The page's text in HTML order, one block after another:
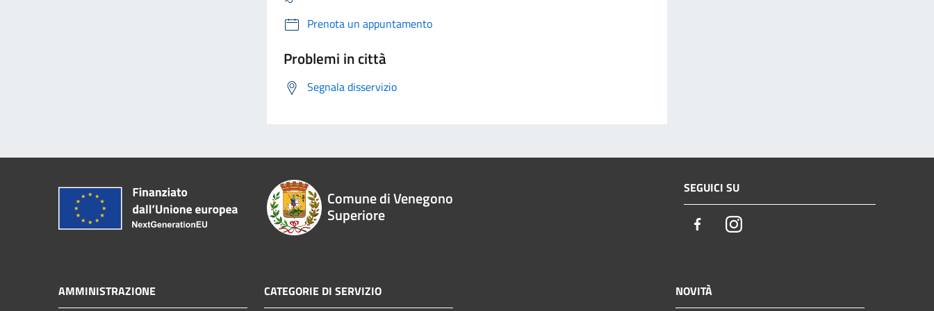
Prenota un appuntamento
Problemi in città
Segnala disservizio
Comune di Venegono
Superiore
SEGUICI SU
FacebookInstagram
AMMINISTRAZIONE CATEGORIE DI SERVIZIO NOVITÀ